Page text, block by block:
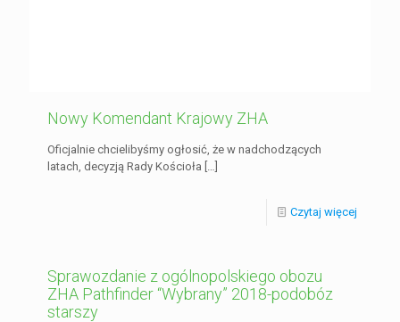
Nowy Komendant Krajowy ZHA
Oficjalnie chcielibyśmy ogłosić, że w nadchodzących
latach, decyzją Rady Kościoła […]
Czytaj więcej
Sprawozdanie z ogólnopolskiego obozu
ZHA Pathfinder “Wybrany” 2018-podobóz
starszy